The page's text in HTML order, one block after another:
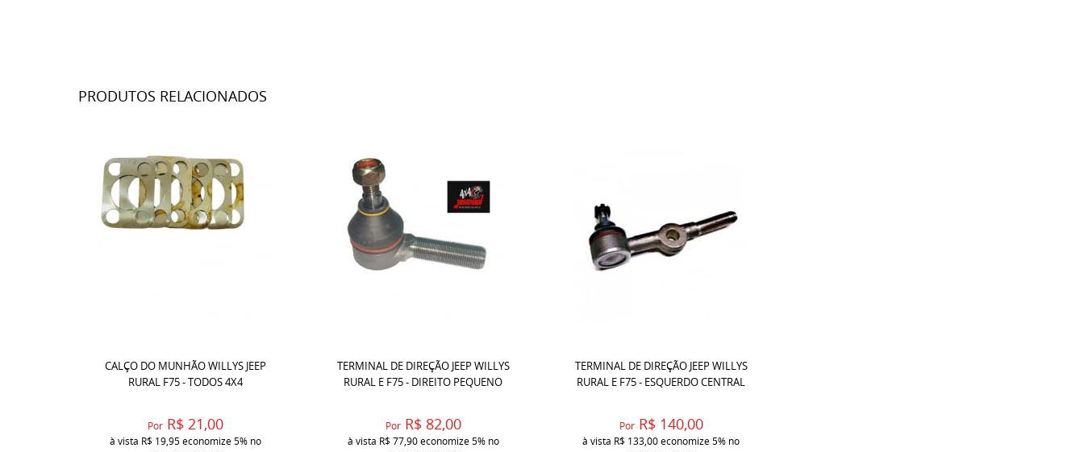
PRODUTOS RELACIONADOS
CALÇO DO MUNHÃO WILLYS JEEP
RURAL F75 - TODOS 4X4
Por R$ 21,00
à vista R$ 19,95economize5% no
TERMINAL DE DIREÇÃO JEEP WILLYS
RURAL E F75 - DIREITO PEQUENO
Por R$ 82,00
à vista R$ 77,90economize5% no
TERMINAL DE DIREÇÃO JEEP WILLYS
RURAL E F75 - ESQUERDO CENTRAL
Por R$ 140,00
à vista R$ 133,00economize5% no